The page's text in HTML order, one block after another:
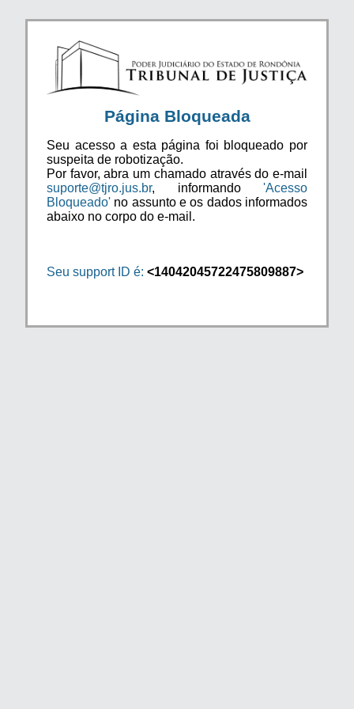
Página Bloqueada
Seu acesso a esta página foi bloqueado por
suspeita de robotização.
Por favor, abra um chamado através do e-mail
suporte@tjro.jus.br, informando 'Acesso
Bloqueado' no assunto e os dados informados
abaixo no corpo do e-mail.
Seu support ID é: <14042045722475809887>